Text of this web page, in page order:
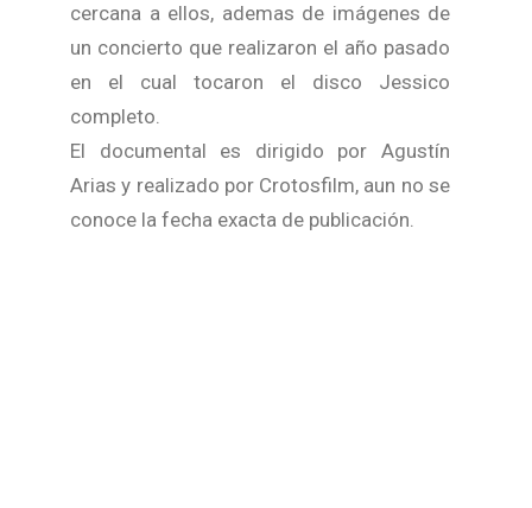
cercana a ellos, ademas de imágenes de
un concierto que realizaron el año pasado
en el cual tocaron el disco Jessico
completo.
El documental es dirigido por Agustín
Arias y realizado por Crotosfilm, aun no se
conoce la fecha exacta de publicación.